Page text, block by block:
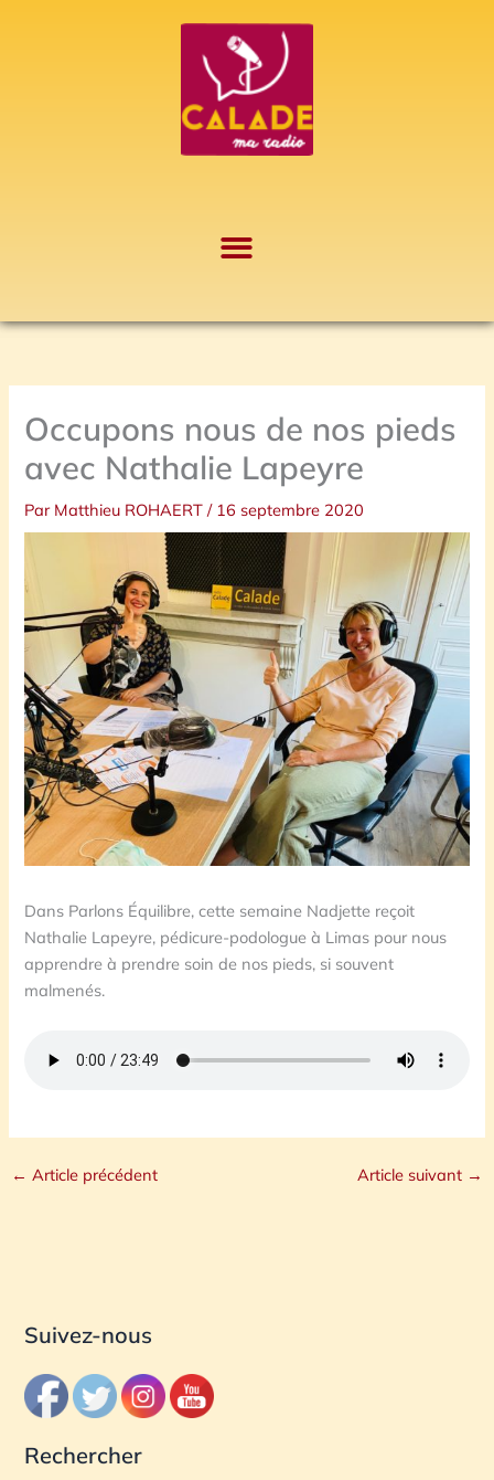
Occupons nous de nos pieds
avec Nathalie Lapeyre
Par Matthieu ROHAERT/ 16 septembre 2020
Dans Parlons Équilibre, cette semaine Nadjette reçoit
Nathalie Lapeyre, pédicure-podologue à Limas pour nous
apprendre à prendre soin de nos pieds, si souvent
malmenés.
← Article précédent Article suivant →
Suivez-nous
Rechercher